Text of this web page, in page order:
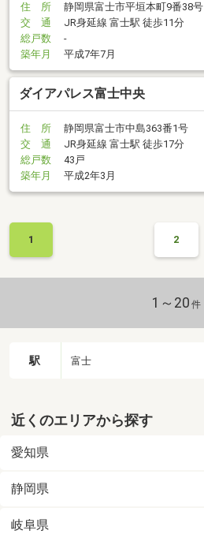
住 所
静岡県富士市平垣本町9番38号
交 通
JR身延線 富士駅 徒歩11分
総戸数
-
築年月
平成7年7月
ダイアパレス富士中央
住 所
静岡県富士市中島363番1号
交 通
JR身延線 富士駅 徒歩17分
総戸数
43戸
築年月
平成2年3月
1 2
1～20 件
駅 富士
近くのエリアから探す
愛知県
静岡県
岐阜県